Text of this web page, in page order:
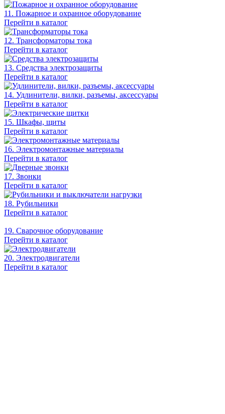
11. Пожарное и охранное оборудование
Перейти в каталог
12. Трансформаторы тока
Перейти в каталог
13. Средства электрозащиты
Перейти в каталог
14. Удлинители, вилки, разъемы, аксессуары
Перейти в каталог
15. Шкафы, щиты
Перейти в каталог
16. Электромонтажные материалы
Перейти в каталог
17. Звонки
Перейти в каталог
18. Рубильники
Перейти в каталог
19. Сварочное оборудование
Перейти в каталог
20. Электродвигатели
Перейти в каталог